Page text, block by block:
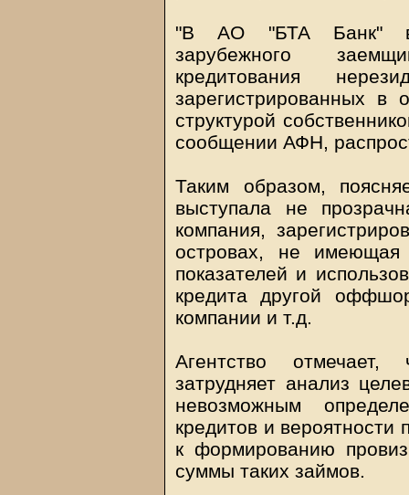
"В АО "БТА Банк"
зарубежного
кредитования
зарегистрированных
структурой
сообщении АФН,
Таким образом,
выступала не
компания,
островах, не имеющая
показателей и
кредита другой
компании и т.д.
Агентство
затрудняет анализ
невозможным
кредитов и вероятности
к формированию
суммы таких займов.